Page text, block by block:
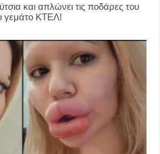
και απλώνει τις ποδάρες του
γεμάτο ΚΤΕΛ!